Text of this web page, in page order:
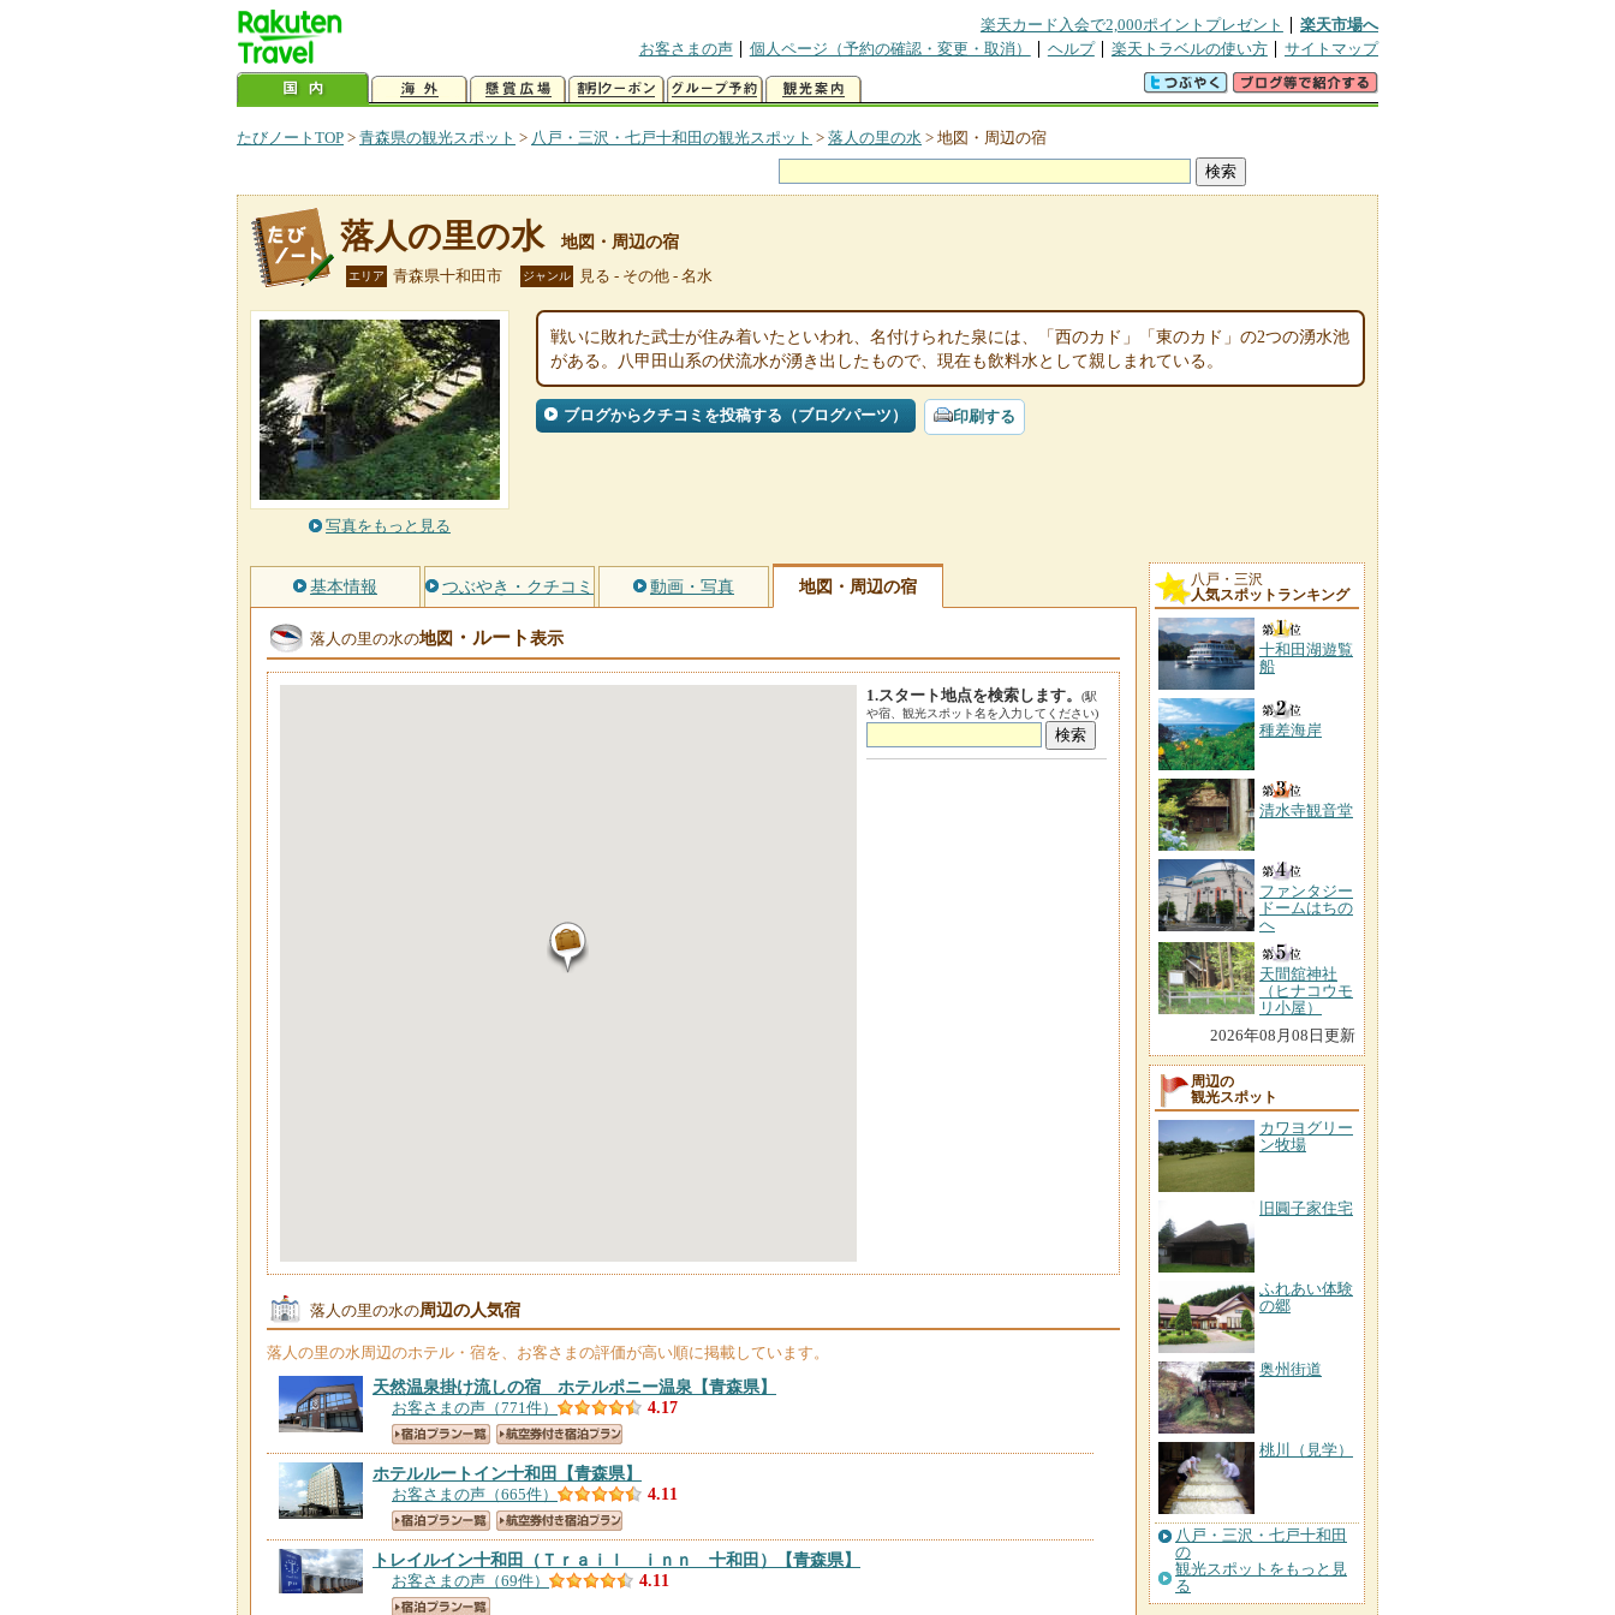
楽天カード入会で2,000ポイントプレゼント
楽天市場へ
お客さまの声
個人ページ（予約の確認・変更・取消） ヘルプ 楽天トラベルの使い方 サイトマップ
たびノートTOP > 青森県の観光スポット > 八戸・三沢・七戸十和田の観光スポット > 落人の里の水 > 地図・周辺の宿
落人の里の水 地図・周辺の宿
エリア 青森県十和田市 ジャンル 見る - その他 - 名水
写真をもっと見る
戦いに敗れた武士が住み着いたといわれ、名付けられた泉には、「西のカド」「東のカド」の2つの湧水池
がある。八甲田山系の伏流水が湧き出したもので、現在も飲料水として親しまれている。
ブログからクチコミを投稿する（ブログパーツ） 印刷する
基本情報 つぶやき・クチコミ 動画・写真 地図・周辺の宿
落人の里の水の地図 ・ルート表示
1.スタート地点を検索します。
(駅
や宿、観光スポット名を入力してください)
落人の里の水の周辺の人気宿
落人の里の水周辺のホテル・宿を、お客さまの評価が高い順に掲載しています。
天然温泉掛け流しの宿 ホテルポニー温泉 【青森県】
お客さまの声（771件） 4.17
ホテルルートイン十和田 【青森県】
お客さまの声（665件） 4.11
トレイルイン十和田（Ｔｒａｉｌ ｉｎｎ 十和田） 【青森県】
お客さまの声（69件） 4.11
八戸・三沢
人気スポットランキング
十和田湖遊覧
船
種差海岸
清水寺観音堂
ファンタジー
ドームはちの
へ
天間舘神社
（ヒナコウモ
リ小屋）
2026年08月08日更新
周辺の
観光スポット
カワヨグリー
ン牧場
旧圓子家住宅
ふれあい体験
の郷
奥州街道
桃川（見学）
八戸・三沢・七戸十和田
の
観光スポットをもっと見
る